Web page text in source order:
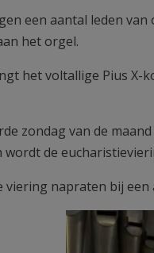
een aantal leden
het orgel.
het voltallige Pius X-
zondag van de
wordt de
viering napraten bij